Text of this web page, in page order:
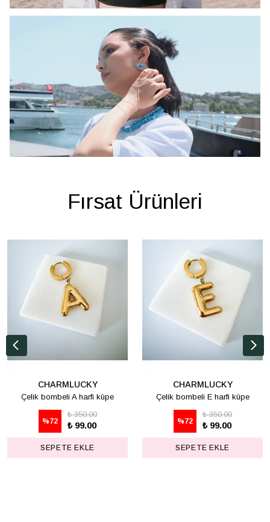
Fırsat Ürünleri
CHARMLUCKY
Çelik bombeli A harfi küpe
%72
₺ 350.00
₺ 99.00
SEPETE EKLE
CHARMLUCKY
Çelik bombeli E harfi küpe
%72
₺ 350.00
₺ 99.00
SEPETE EKLE